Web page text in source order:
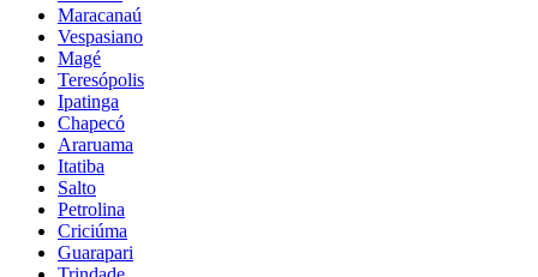
Maracanaú
Vespasiano
Magé
Teresópolis
Ipatinga
Chapecó
Araruama
Itatiba
Salto
Petrolina
Criciúma
Guarapari